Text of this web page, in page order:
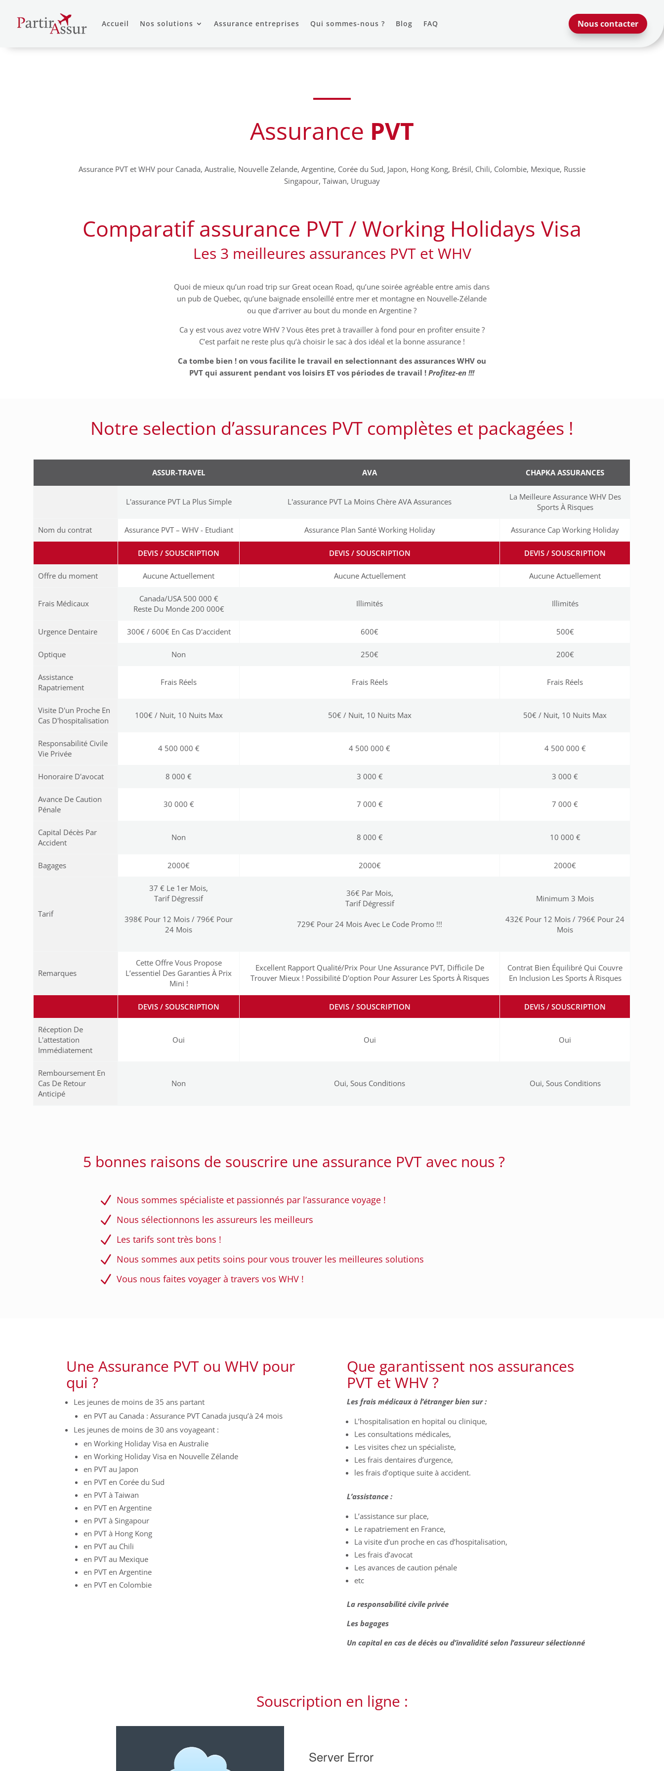
Accueil Nos solutions Assurance entreprises Qui sommes-nous ? Blog FAQ Nous contacter
Assurance PVT
Assurance PVT et WHV pour Canada, Australie, Nouvelle Zelande, Argentine, Corée du Sud, Japon, Hong Kong, Brésil, Chili, Colombie, Mexique, Russie
Singapour, Taiwan, Uruguay
Comparatif assurance PVT / Working Holidays Visa
Les 3 meilleures assurances PVT et WHV
Quoi de mieux qu’un road trip sur Great ocean Road, qu’une soirée agréable entre amis dans
un pub de Quebec, qu’une baignade ensoleillé entre mer et montagne en Nouvelle-Zélande
ou que d’arriver au bout du monde en Argentine ?
Ca y est vous avez votre WHV ? Vous êtes pret à travailler à fond pour en profiter ensuite ?
C’est parfait ne reste plus qu’à choisir le sac à dos idéal et la bonne assurance !
Ca tombe bien ! on vous facilite le travail en selectionnant des assurances WHV ou
PVT qui assurent pendant vos loisirs ET vos périodes de travail !Profitez-en !!!
Notre selection d’assurances PVT complètes et packagées !
ASSUR-TRAVEL AVA CHAPKA ASSURANCES
L'assurance PVT La Plus Simple L'assurance PVT La Moins Chère AVA Assurances
La Meilleure Assurance WHV Des
Sports À Risques
Nom du contrat Assurance PVT – WHV - Etudiant Assurance Plan Santé Working Holiday Assurance Cap Working Holiday
DEVIS / SOUSCRIPTION DEVIS / SOUSCRIPTION DEVIS / SOUSCRIPTION
Offre du moment Aucune Actuellement Aucune Actuellement Aucune Actuellement
Frais Médicaux
Canada/USA 500 000 €
Reste Du Monde 200 000€
Illimités Illimités
Urgence Dentaire 300€ / 600€ En Cas D'accident 600€ 500€
Optique Non 250€ 200€
Assistance
Rapatriement
Frais Réels Frais Réels Frais Réels
Visite D'un Proche En
Cas D'hospitalisation
100€ / Nuit, 10 Nuits Max 50€ / Nuit, 10 Nuits Max 50€ / Nuit, 10 Nuits Max
Responsabilité Civile
Vie Privée
4 500 000 € 4 500 000 € 4 500 000 €
Honoraire D'avocat 8 000 € 3 000 € 3 000 €
Avance De Caution
Pénale
30 000 € 7 000 € 7 000 €
Capital Décès Par
Accident
Non 8 000 € 10 000 €
Bagages 2000€ 2000€ 2000€
Tarif
37 € Le 1er Mois,
Tarif Dégressif
398€ Pour 12 Mois / 796€ Pour
24 Mois
36€ Par Mois,
Tarif Dégressif
729€ Pour 24 Mois Avec Le Code Promo !!!
Minimum 3 Mois
432€ Pour 12 Mois / 796€ Pour 24
Mois
Remarques
Cette Offre Vous Propose
L’essentiel Des Garanties À Prix
Mini !
Excellent Rapport Qualité/Prix Pour Une Assurance PVT, Difficile De
Trouver Mieux ! Possibilité D'option Pour Assurer Les Sports À Risques
Contrat Bien Équilibré Qui Couvre
En Inclusion Les Sports À Risques
DEVIS / SOUSCRIPTION DEVIS / SOUSCRIPTION DEVIS / SOUSCRIPTION
Réception De
L'attestation
Immédiatement
Oui Oui Oui
Remboursement En
Cas De Retour
Anticipé
Non Oui, Sous Conditions Oui, Sous Conditions
5 bonnes raisons de souscrire une assurance PVT avec nous ?
N Nous sommes spécialiste et passionnés par l’assurance voyage !
N Nous sélectionnons les assureurs les meilleurs
N Les tarifs sont très bons !
N Nous sommes aux petits soins pour vous trouver les meilleures solutions
N Vous nous faites voyager à travers vos WHV !
Une Assurance PVT ou WHV pour
qui ?
Les jeunes de moins de 35 ans partant
en PVT au Canada : Assurance PVT Canada jusqu’à 24 mois
Les jeunes de moins de 30 ans voyageant :
en Working Holiday Visa en Australie
en Working Holiday Visa en Nouvelle Zélande
en PVT au Japon
en PVT en Corée du Sud
en PVT à Taiwan
en PVT en Argentine
en PVT à Singapour
en PVT à Hong Kong
en PVT au Chili
en PVT au Mexique
en PVT en Argentine
en PVT en Colombie
Que garantissent nos assurances
PVT et WHV ?
Les frais médicaux à l’étranger bien sur :
L’hospitalisation en hopital ou clinique,
Les consultations médicales,
Les visites chez un spécialiste,
Les frais dentaires d’urgence,
les frais d’optique suite à accident.
L’assistance :
L’assistance sur place,
Le rapatriement en France,
La visite d’un proche en cas d’hospitalisation,
Les frais d’avocat
Les avances de caution pénale
etc
La responsabilité civile privée
Les bagages
Un capital en cas de décès ou d’invalidité selon l’assureur sélectionné
Souscription en ligne :